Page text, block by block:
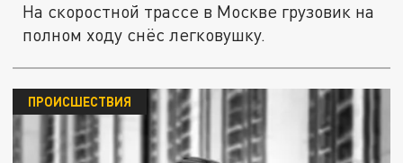
На скоростной трассе в Москве грузовик на
полном ходу снёс легковушку.
ПРОИСШЕСТВИЯ